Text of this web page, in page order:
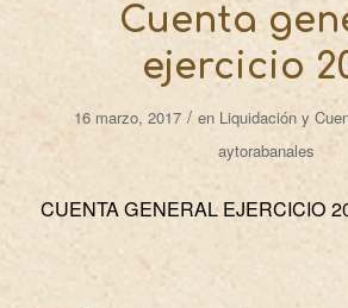
Cuenta
ejercicio
16 marzo, 2017 / en Liquidación y
aytorabanales
CUENTA GENERAL EJERCICIO